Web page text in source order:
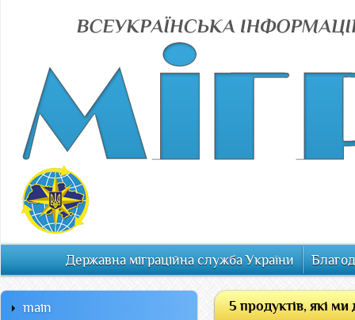
Державна міграційна служба України
5 продуктів, які
main